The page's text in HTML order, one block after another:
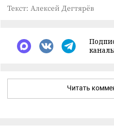
Текст: Алексей Дегтярёв
Читать